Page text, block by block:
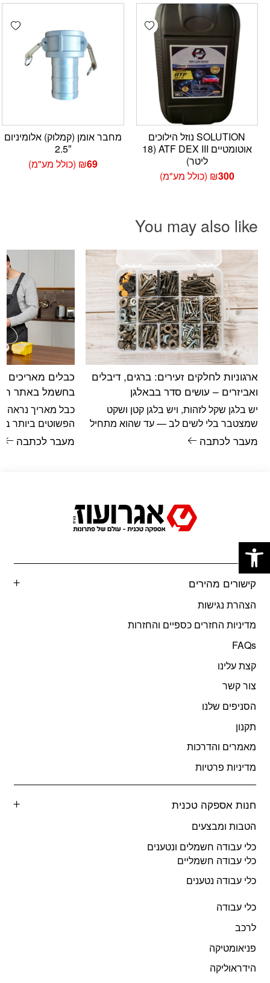
עד
Add wishlist
SOLUTION נוזל הילוכים
אוטומטיים ATF DEX III (18
ליטר)
₪300 (כולל מע"מ)
מחבר אומן (קמלוק) אלומיניום
2.5″
₪69 (כולל מע"מ)
You may also like
ארגוניות לחלקים זעירים: ברגים, דיבלים
ואביזרים – עושים סדר בבאלגן
יש בלגן שקל לזהות, ויש בלגן קטן ושקט
שמצטבר בלי לשים לב — עד שהוא מתחיל
לשבש כל עבודה. דווקא
מעבר לכתבה
כבלים מאריכים
בחשמל באתר
כבל מאריך נראה
הפשוטים ביותר
בבית. מחברים
מעבר לכתבה
קישורים מהירים
הצהרת נגישות
מדיניות החזרים כספיים והחזרות
FAQs
קצת עלינו
צור קשר
הסניפים שלנו
תקנון
מאמרים והדרכות
מדיניות פרטיות
חנות אספקה טכנית
הטבות ומבצעים
כלי עבודה חשמלים ונטענים
כלי עבודה חשמליים
כלי עבודה נטענים
כלי עבודה
לרכב
פניאומטיקה
הידראוליקה
פתח סרגל נגישות